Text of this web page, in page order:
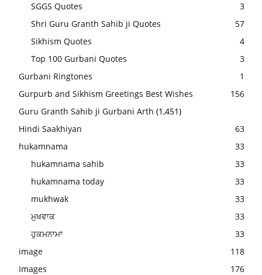
SGGS Quotes
3
Shri Guru Granth Sahib ji Quotes
57
Sikhism Quotes
4
Top 100 Gurbani Quotes
3
Gurbani Ringtones
1
Gurpurb and Sikhism Greetings Best Wishes
156
Guru Granth Sahib ji Gurbani Arth (1,451)
Hindi Saakhiyan
63
hukamnama
33
hukamnama sahib
33
hukamnama today
33
mukhwak
33
ਮੁਖਵਾਕ
33
ਹੁਕਮਨਾਮਾ
33
image
118
Images
176